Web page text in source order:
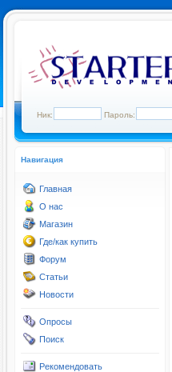
Ник: Пароль:
Навигация
Главная
О нас
Магазин
Где/как купить
Форум
Статьи
Новости
Опросы
Поиск
Рекомендовать